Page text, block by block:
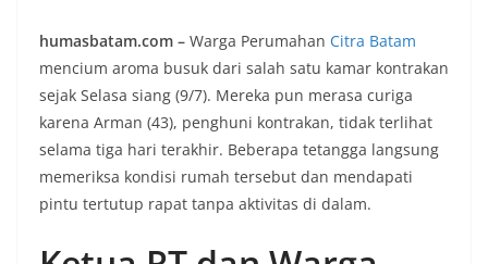
humasbatam.com – Warga Perumahan Citra Batam
mencium aroma busuk dari salah satu kamar kontrakan
sejak Selasa siang (9/7). Mereka pun merasa curiga
karena Arman (43), penghuni kontrakan, tidak terlihat
selama tiga hari terakhir. Beberapa tetangga langsung
memeriksa kondisi rumah tersebut dan mendapati
pintu tertutup rapat tanpa aktivitas di dalam.